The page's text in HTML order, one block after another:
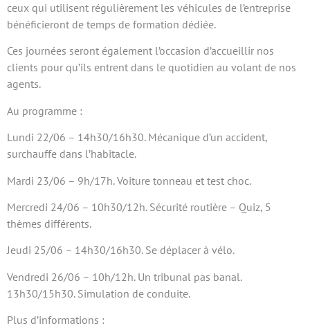
ceux qui utilisent régulièrement les véhicules de l’entreprise
bénéficieront de temps de formation dédiée.
Ces journées seront également l’occasion d’accueillir nos
clients pour qu’ils entrent dans le quotidien au volant de nos
agents.
Au programme :
Lundi 22/06 – 14h30/16h30. Mécanique d’un accident,
surchauffe dans l’habitacle.
Mardi 23/06 – 9h/17h. Voiture tonneau et test choc.
Mercredi 24/06 – 10h30/12h. Sécurité routière – Quiz, 5
thèmes différents.
Jeudi 25/06 – 14h30/16h30. Se déplacer à vélo.
Vendredi 26/06 – 10h/12h. Un tribunal pas banal.
13h30/15h30. Simulation de conduite.
Plus d’informations :